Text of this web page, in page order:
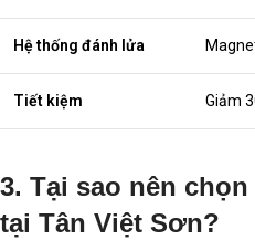
Hệ thống đánh lửa
Tiết kiệm Giảm
3. Tại sao nên
tại Tân Việt Sơn?